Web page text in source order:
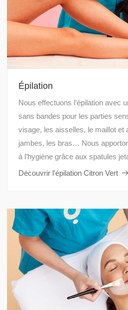
Épilation
Nous effectuons l’épilation avec
sans bandes pour les parties
visage, les aisselles, le maillot et
jambes, les bras… Nous
à l’hygiène grâce aux spatules
Découvrir l'épilation Citron Vert